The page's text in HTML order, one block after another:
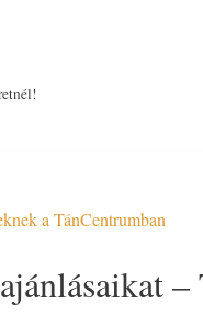
a TánCentrumban